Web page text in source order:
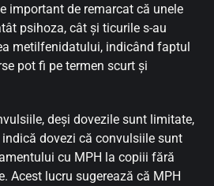
important de remarcat că unele
psihoza, cât și ticurile s-au
metilfenidatului, indicând faptul
pot fi pe termen scurt și
deși dovezile sunt limitate,
dovezi că convulsiile sunt
cu MPH la copiii fără
Acest lucru sugerează că MPH